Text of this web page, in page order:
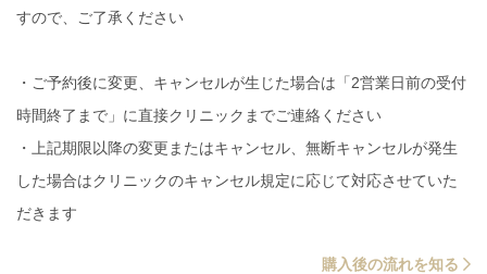
すので、ご了承ください
・ご予約後に変更、キャンセルが生じた場合は「2営業日前の受付
時間終了まで」に直接クリニックまでご連絡ください
・上記期限以降の変更またはキャンセル、無断キャンセルが発生
した場合はクリニックのキャンセル規定に応じて対応させていた
だきます
購入後の流れを知る